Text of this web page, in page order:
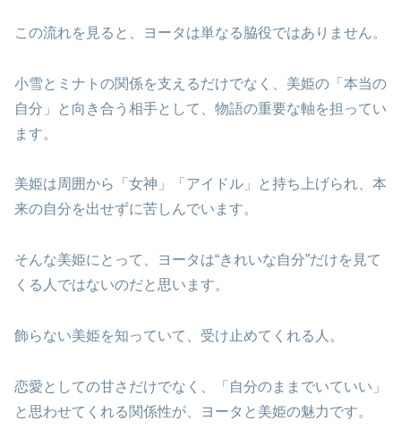
この流れを見ると、ヨータは単なる脇役ではありません。
小雪とミナトの関係を支えるだけでなく、美姫の「本当の
自分」と向き合う相手として、物語の重要な軸を担ってい
ます。
美姫は周囲から「女神」「アイドル」と持ち上げられ、本
来の自分を出せずに苦しんでいます。
そんな美姫にとって、ヨータは“きれいな自分”だけを見て
くる人ではないのだと思います。
飾らない美姫を知っていて、受け止めてくれる人。
恋愛としての甘さだけでなく、「自分のままでいていい」
と思わせてくれる関係性が、ヨータと美姫の魅力です。